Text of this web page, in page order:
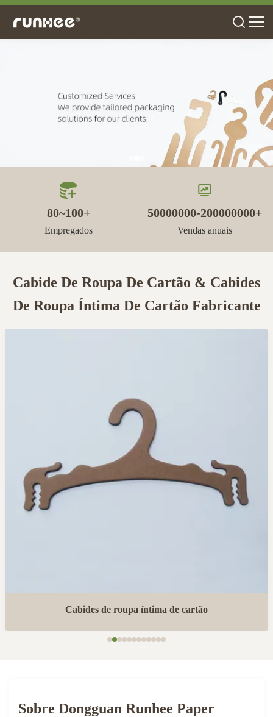
80~100+
Empregados
50000000-200000000+
Vendas anuais
Cabide De Roupa De Cartão & Cabides
De Roupa Íntima De Cartão Fabricante
Cabides de roupa íntima de cartão
Sobre Dongguan Runhee Paper